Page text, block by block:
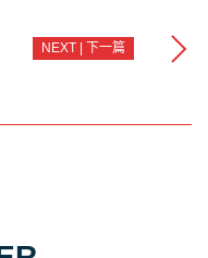
NEXT | 下一篇